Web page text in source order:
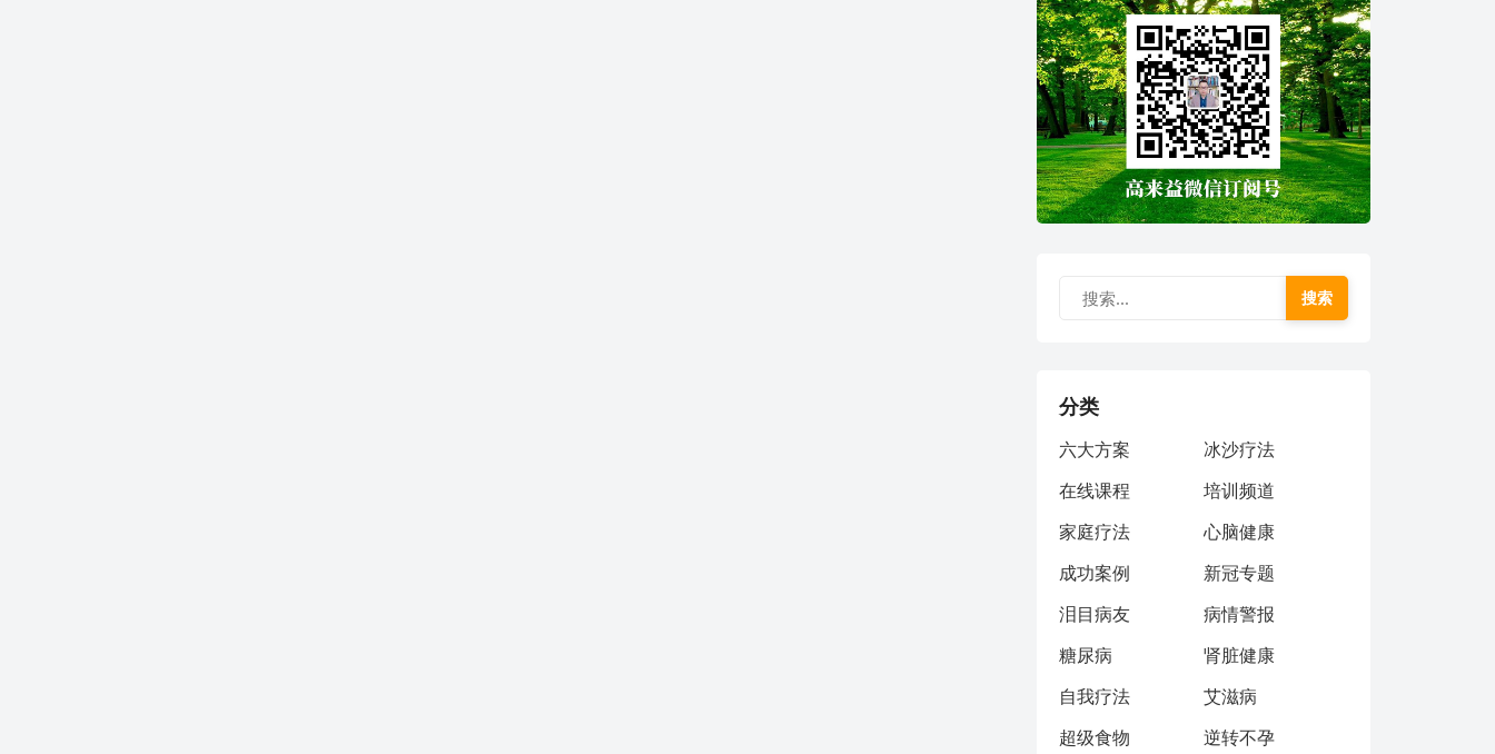
搜索
分类
六大方案
冰沙疗法
在线课程
培训频道
家庭疗法
心脑健康
成功案例
新冠专题
泪目病友
病情警报
糖尿病
肾脏健康
自我疗法
艾滋病
超级食物
逆转不孕